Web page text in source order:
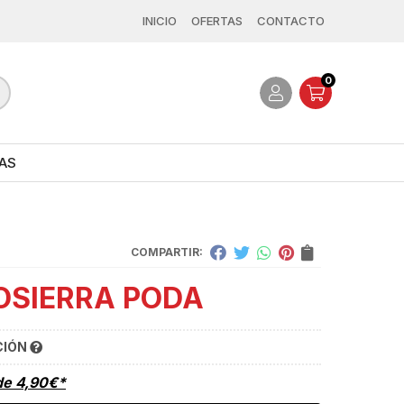
INICIO OFERTAS CONTACTO
0
COMPARTIR:
PODA
4,90€*